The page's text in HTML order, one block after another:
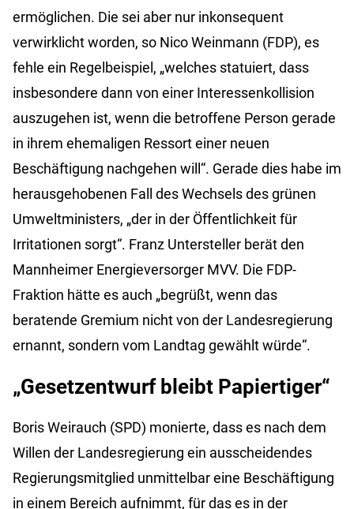
ermöglichen. Die sei aber nur inkonsequent
verwirklicht worden, so Nico Weinmann (FDP), es
fehle ein Regelbeispiel, „welches statuiert, dass
insbesondere dann von einer Interessenkollision
auszugehen ist, wenn die betroffene Person gerade
in ihrem ehemaligen Ressort einer neuen
Beschäftigung nachgehen will“. Gerade dies habe im
herausgehobenen Fall des Wechsels des grünen
Umweltministers, „der in der Öffentlichkeit für
Irritationen sorgt“. Franz Untersteller berät den
Mannheimer Energieversorger MVV. Die FDP-
Fraktion hätte es auch „begrüßt, wenn das
beratende Gremium nicht von der Landesregierung
ernannt, sondern vom Landtag gewählt würde“.
„Gesetzentwurf bleibt Papiertiger“
Boris Weirauch (SPD) monierte, dass es nach dem
Willen der Landesregierung ein ausscheidendes
Regierungsmitglied unmittelbar eine Beschäftigung
in einem Bereich aufnimmt, für das es in der